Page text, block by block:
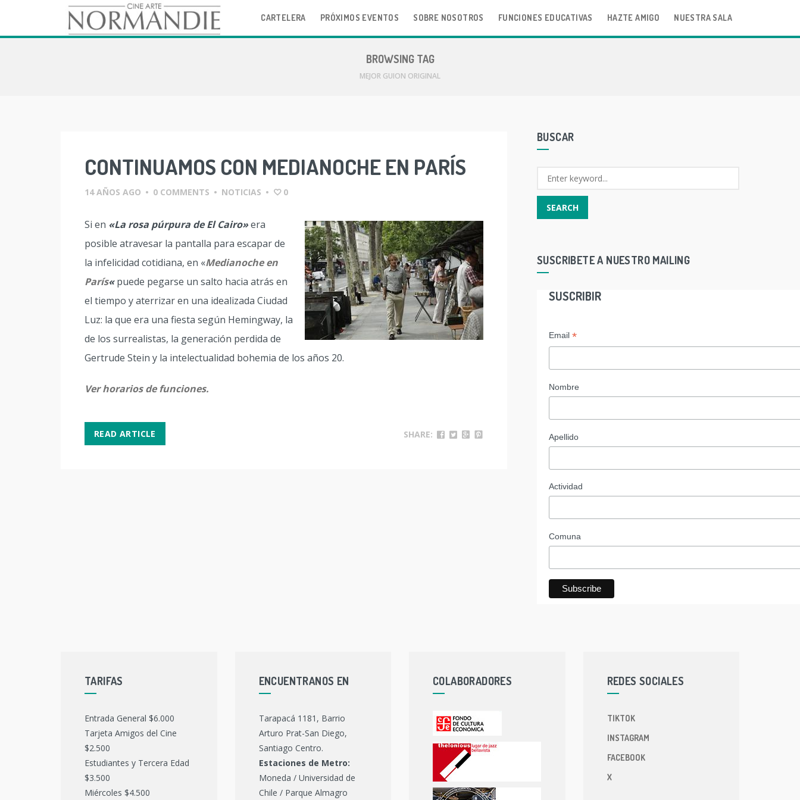
CARTELERA PRÓXIMOS EVENTOS SOBRE NOSOTROS FUNCIONES EDUCATIVAS HAZTE AMIGO NUESTRA SALA
BROWSING TAG
MEJOR GUION ORIGINAL
CONTINUAMOS CON MEDIANOCHE EN PARÍS
14 AÑOS AGO • 0 COMMENTS • NOTICIAS • 0
Si en «La rosa púrpura de El Cairo»era
posible atravesar la pantalla para escapar de
la infelicidad cotidiana, en «Medianoche en
París«puede pegarse un salto hacia atrás en
el tiempo y aterrizar en una idealizada Ciudad
Luz: la que era una fiesta según Hemingway, la
de los surrealistas, la generación perdida de
Gertrude Stein y la intelectualidad bohemia de los años 20.
Ver horarios de funciones.
READ ARTICLE SHARE:
BUSCAR
SUSCRIBETE A NUESTRO MAILING
SUSCRIBIR
Email *
Nombre
Apellido
Actividad
Comuna
TARIFAS
Entrada General $6.000
Tarjeta Amigos del Cine
$2.500
Estudiantes y Tercera Edad
$3.500
Miércoles $4.500
ENCUENTRANOS EN
Tarapacá 1181, Barrio
Arturo Prat-San Diego,
Santiago Centro.
Estaciones de Metro:
Moneda / Universidad de
Chile / Parque Almagro
COLABORADORES REDES SOCIALES
TIKTOK
INSTAGRAM
FACEBOOK
X